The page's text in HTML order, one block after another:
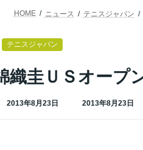
テニスジャパン
織圭ＵＳオープ
2013年8月23日
最
2013年8月23日
HOME ニュース テニスジャパン